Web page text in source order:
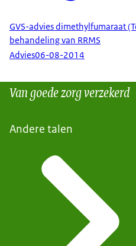
GVS-advies dimethylfumaraat
behandeling van RRMS
Advies06-08-2014
Van goede zorg verzekerd
Andere talen